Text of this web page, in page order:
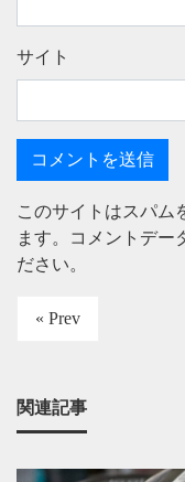
サイト
このサイトはスパム
ます。
コメントデー
ださい。
« Prev
関連記事